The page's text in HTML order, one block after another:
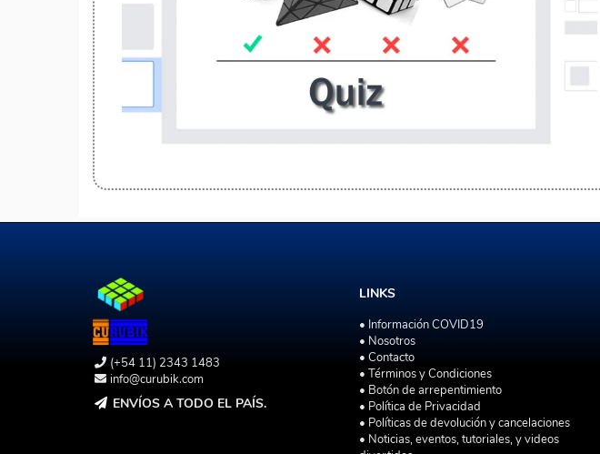
(+54 11) 2343 1483
info@curubik.com
ENVÍOS A TODO EL PAÍS.
LINKS
• Información COVID19
• Nosotros
• Contacto
• Términos y Condiciones
• Botón de arrepentimiento
• Política de Privacidad
• Políticas de devolución y cancelaciones
• Noticias, eventos, tutoriales, y videos